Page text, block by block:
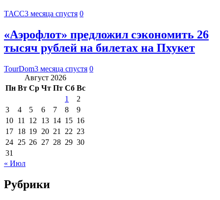
ТАСС3 месяца спустя 0
«Аэрофлот» предложил сэкономить 26
тысяч рублей на билетах на Пхукет
TourDom3 месяца спустя 0
Август 2026
Пн Вт Ср Чт Пт Сб Вс
1
2
3
4 5 6 7 8
9
10 11 12 13 14 15 16
17 18 19 20 21 22 23
24 25 26 27 28 29 30
31
« Июл
Рубрики